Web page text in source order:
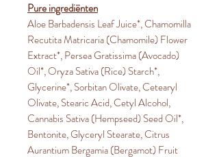
Pure ingrediënten
Aloe Barbadensis Leaf Juice*, Chamomilla
Recutita Matricaria (Chamomile) Flower
Extract*, Persea Gratissima (Avocado)
Oil*, Oryza Sativa (Rice) Starch*,
Glycerine*, Sorbitan Olivate, Cetearyl
Olivate, Stearic Acid, Cetyl Alcohol,
Cannabis Sativa (Hempseed) Seed Oil*,
Bentonite, Glyceryl Stearate, Citrus
Aurantium Bergamia (Bergamot) Fruit